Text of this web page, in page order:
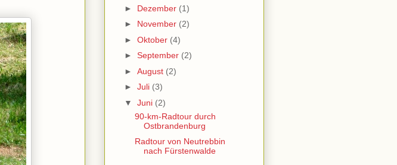
► Dezember (1)
► November (2)
► Oktober (4)
► September (2)
► August (2)
► Juli (3)
▼ Juni (2)
90-km-Radtour durch
Ostbrandenburg
Radtour von Neutrebbin
nach Fürstenwalde